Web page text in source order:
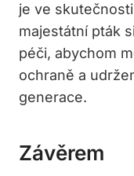
je ve
majestátní pták
péči, abychom
ochraně a
generace.
Závěrem